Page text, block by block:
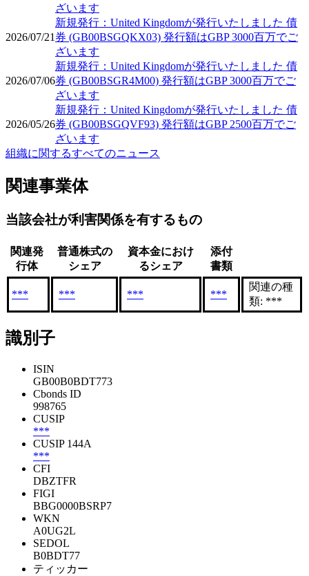
ざいます
2026/07/21
新規発行：United Kingdomが発行いたしました 債
券 (GB00BSGQKX03) 発行額はGBP 3000百万でご
ざいます
2026/07/06
新規発行：United Kingdomが発行いたしました 債
券 (GB00BSGR4M00) 発行額はGBP 3000百万でご
ざいます
2026/05/26
新規発行：United Kingdomが発行いたしました 債
券 (GB00BSGQVF93) 発行額はGBP 2500百万でご
ざいます
組織に関するすべてのニュース
関連事業体
当該会社が利害関係を有するもの
関連発
行体
普通株式の
シェア
資本金におけ
るシェア
添付
書類
*** *** *** ***
関連の種
類: ***
識別子
ISIN
GB00B0BDT773
Cbonds ID
998765
CUSIP
***
CUSIP 144A
***
CFI
DBZTFR
FIGI
BBG0000BSRP7
WKN
A0UG2L
SEDOL
B0BDT77
ティッカー